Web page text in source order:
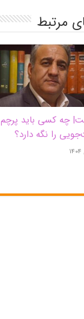
مرتبط
‌چه کسی باید پرچم
را نگه دارد؟